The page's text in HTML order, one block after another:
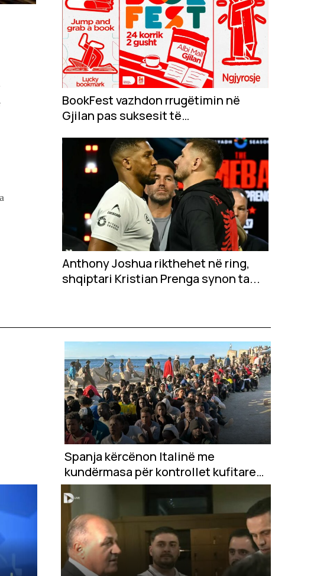
BookFest vazhdon rrugëtimin në
Gjilan pas suksesit të
Anthony Joshua rikthehet në ring,
shqiptari Kristian Prenga synon ta...
Spanja kërcënon Italinë me
kundërmasa për kontrollet kufitare
pas krizës në Ceuta